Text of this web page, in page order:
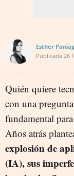
Esther
Publicada 26
Quién quiere
con una
fundamental
Años atrás
explosión de
(IA), sus